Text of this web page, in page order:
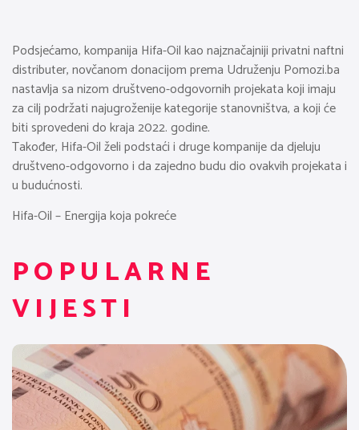
Podsjećamo, kompanija Hifa-Oil kao najznačajniji privatni naftni
distributer, novčanom donacijom prema Udruženju Pomozi.ba
nastavlja sa nizom društveno-odgovornih projekata koji imaju
za cilj podržati najugroženije kategorije stanovništva, a koji će
biti sprovedeni do kraja 2022. godine.
Također, Hifa-Oil želi podstaći i druge kompanije da djeluju
društveno-odgovorno i da zajedno budu dio ovakvih projekata i
u budućnosti.
Hifa-Oil – Energija koja pokreće
POPULARNE
VIJESTI